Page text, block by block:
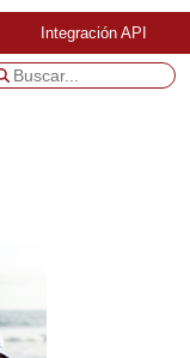
Integración API